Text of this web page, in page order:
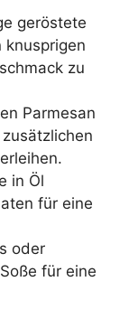
geröstete
knusprigen
zu
Parmesan
in Öl
für eine
oder
für eine